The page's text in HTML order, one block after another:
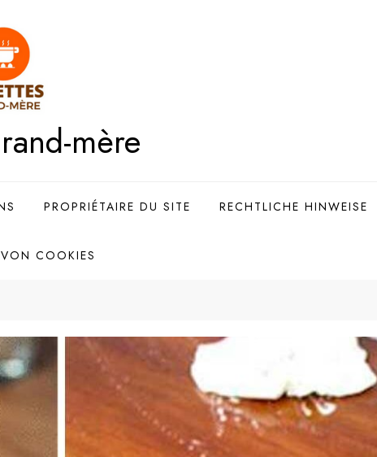
mère
PROPRIÉTAIRE DU SITE RECHTLICHE HINWEISE
COOKIES